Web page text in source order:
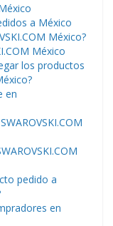
a México
México?
México
los productos
en
pedido a
en